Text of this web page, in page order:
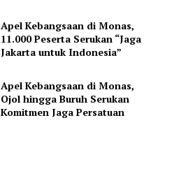
Apel Kebangsaan di Monas,
11.000 Peserta Serukan “Jaga
Jakarta untuk Indonesia”
Apel Kebangsaan di Monas,
Ojol hingga Buruh Serukan
Komitmen Jaga Persatuan